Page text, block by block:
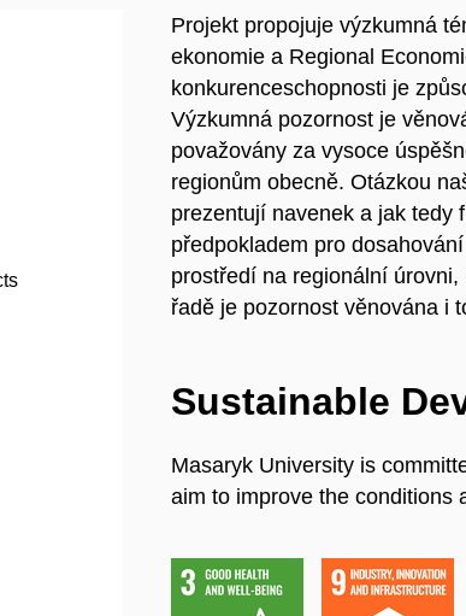
Projekt propojuje výzkumná
ekonomie a Regional
konkurenceschopnosti je
Výzkumná pozornost je
považovány za vysoce
regionům obecně. Otázkou
prezentují navenek a jak tedy
předpokladem pro
prostředí na regionální
řadě je pozornost věnována i
Sustainable
Masaryk University is
aim to improve the conditions